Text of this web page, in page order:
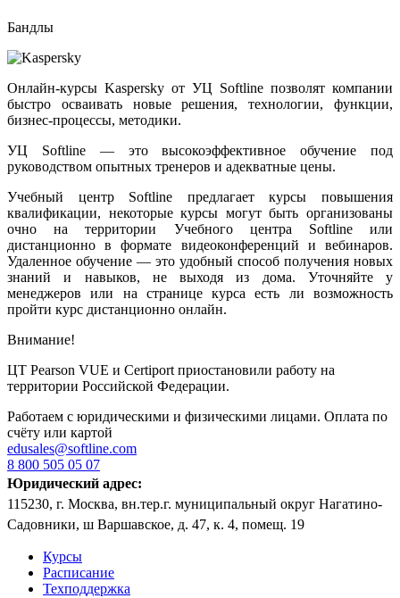
Бандлы
Онлайн-курсы Kaspersky от УЦ Softline позволят компании
быстро осваивать новые решения, технологии, функции,
бизнес-процессы, методики.
УЦ Softline — это высокоэффективное обучение под
руководством опытных тренеров и адекватные цены.
Учебный центр Softline предлагает курсы повышения
квалификации, некоторые курсы могут быть организованы
очно на территории Учебного центра Softline или
дистанционно в формате видеоконференций и вебинаров.
Удаленное обучение — это удобный способ получения новых
знаний и навыков, не выходя из дома. Уточняйте у
менеджеров или на странице курса есть ли возможность
пройти курс дистанционно онлайн.
Внимание!
ЦТ Pearson VUE и Certiport приостановили работу на
территории Российской Федерации.
Работаем с юридическими и физическими лицами. Оплата по
счёту или картой
edusales@softline.com
8 800 505 05 07
Юридический адрес:
115230, г. Москва, вн.тер.г. муниципальный округ Нагатино-
Садовники, ш Варшавское, д. 47, к. 4, помещ. 19
Курсы
Расписание
Техподдержка